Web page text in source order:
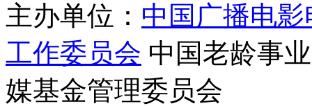
主办单位： 中国广播电
工作委员会 中国老龄事
媒基金管理委员会